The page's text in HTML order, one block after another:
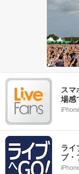
スマ
場感
ライ
ブ・